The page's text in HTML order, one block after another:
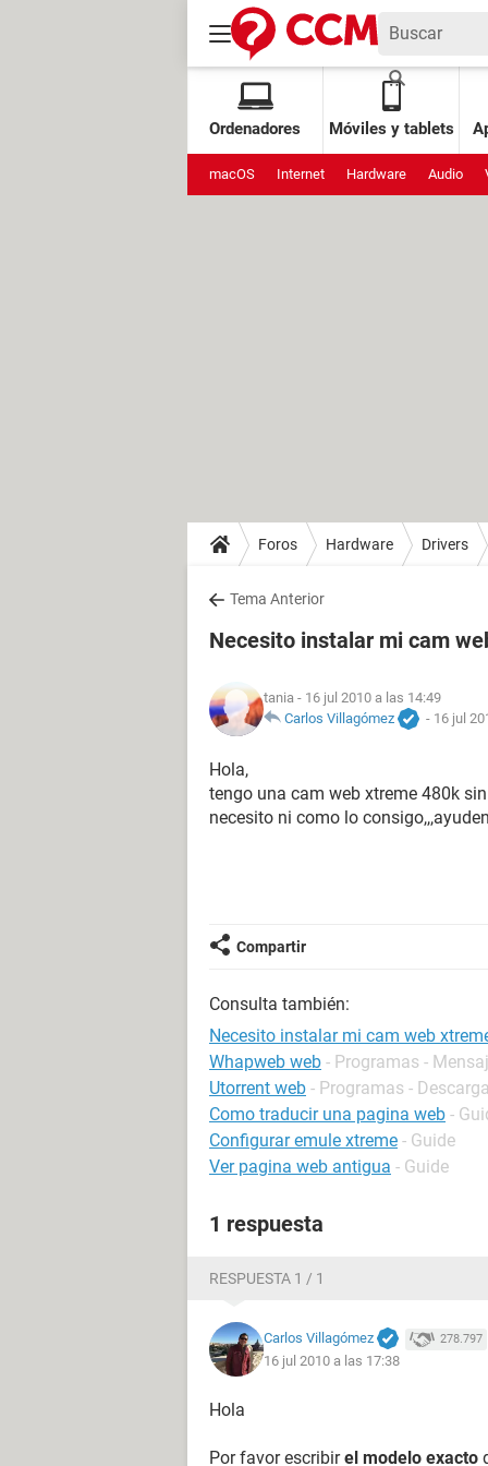
Ordenadores Móviles y tablets
macOS Internet Hardware Audio
Foros Hardware Drivers
Tema Anterior
Necesito instalar mi cam
tania - 16 jul 2010 a las 14:49
Carlos Villagómez
- 16 jul
Hola,
tengo una cam web xtreme 480k
necesito ni como lo
Compartir
Consulta también:
Necesito instalar mi cam web
Whapweb web - Programas -
Utorrent web - Programas -
Como traducir una pagina web -
Configurar emule xtreme - Guide
Ver pagina web antigua - Guide
1 respuesta
RESPUESTA 1 / 1
Carlos Villagómez 278.797
16 jul 2010 a las 17:38
Hola
Por favor escribirel modelo exacto